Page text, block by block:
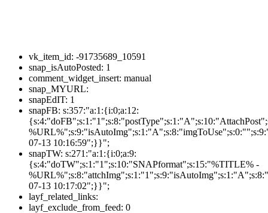
vk_item_id: -91735689_10591
snap_isAutoPosted: 1
comment_widget_insert: manual
snap_MYURL:
snapEdIT: 1
snapFB: s:357:"a:1:{i:0;a:12:
07-13 10:16:59";}}";
snapTW: s:271:"a:1:{i:0;a:9:
{s:4:"doTW";s:1:"1";s:10:"SNAPformat";s:15:"%TITLE% -
07-13 10:17:02";}}";
layf_related_links:
layf_exclude_from_feed: 0